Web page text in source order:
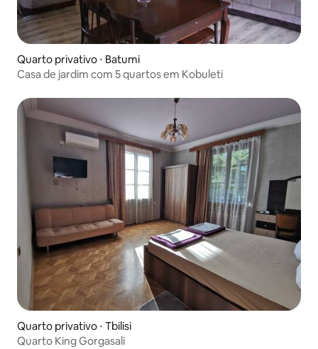
Quarto privativo ⋅ Batumi
Casa de jardim com 5 quartos em Kobuleti
Quarto privativo ⋅ Tbilisi
Quarto King Gorgasali